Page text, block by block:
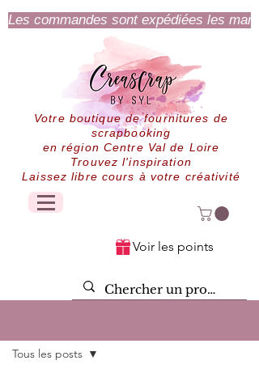
Les commandes sont expédiées les
Votre boutique de fournitures de
scrapbooking
en région Centre Val de Loire
Trouvez l'inspiration
Laissez libre cours à votre créativité
Voir les points
Tous les posts